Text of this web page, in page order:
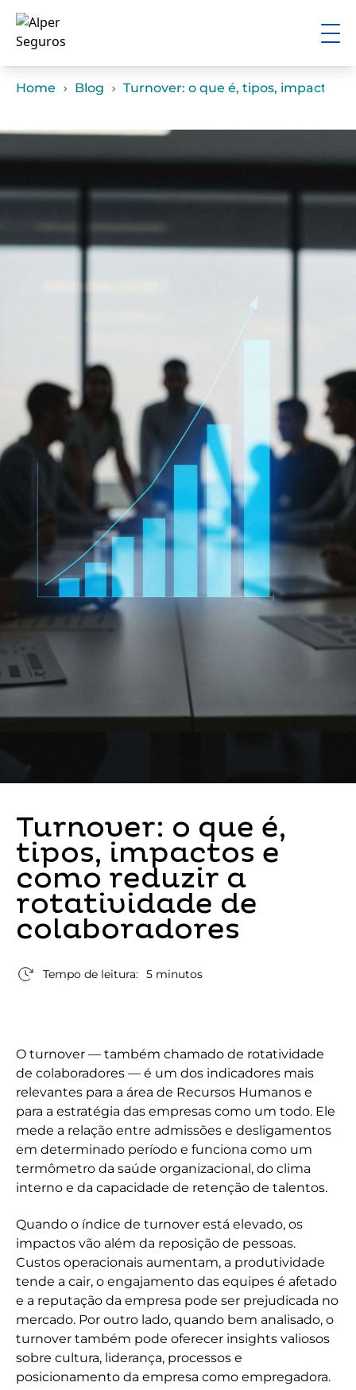
Home Blog Turnover: o que é, tipos, impactos
Turnover: o que é,
tipos, impactos e
como reduzir a
rotatividade de
colaboradores
Tempo de leitura: 5 minutos
O turnover — também chamado de rotatividade
de colaboradores — é um dos indicadores mais
relevantes para a área de Recursos Humanos e
para a estratégia das empresas como um todo. Ele
mede a relação entre admissões e desligamentos
em determinado período e funciona como um
termômetro da saúde organizacional, do clima
interno e da capacidade de retenção de talentos.
Quando o índice de turnover está elevado, os
impactos vão além da reposição de pessoas.
Custos operacionais aumentam, a produtividade
tende a cair, o engajamento das equipes é afetado
e a reputação da empresa pode ser prejudicada no
mercado. Por outro lado, quando bem analisado, o
turnover também pode oferecer insights valiosos
sobre cultura, liderança, processos e
posicionamento da empresa como empregadora.